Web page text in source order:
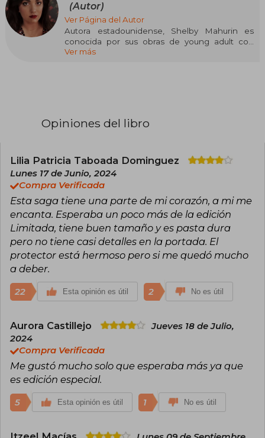
(Autor)
Ver Página del Autor
Autora estadounidense, Shelby Mahurin es
conocida por sus obras de young adult con
tintes de fantasía. Creció en una pequeña
Dames Blanches, unas criaturas a veces brujas,
trama y los personajes de sus novelas.
En 2019 vio la luz la primera entrega de la serie,
Asesino de brujas. La bruja blanca, con la que
Mahurin llegó a ocupar la segunda posición en
la lista de bestsellers del New York Times. Más
adelante se publicarían la segunda y tercera
parte, y se traducirían a otros idiomas como el
español.
Ver más
Opiniones del libro
Lilia Patricia Taboada Dominguez
Lunes 17 de Junio, 2024
Compra Verificada
Esta saga tiene una parte de mi corazón, a mi me
encanta. Esperaba un poco más de la edición
Limitada, tiene buen tamaño y es pasta dura
pero no tiene casi detalles en la portada. El
protector está hermoso pero si me quedó mucho
a deber.
22 Esta opinión es útil 2 No es útil
Aurora Castillejo
Jueves 18 de Julio,
2024
Compra Verificada
Me gustó mucho solo que esperaba más ya que
es edición especial.
5 Esta opinión es útil 1 No es útil